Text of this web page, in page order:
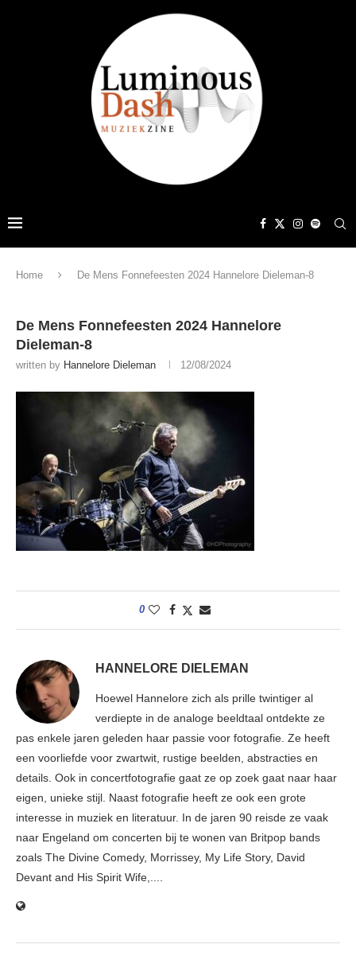
Home De Mens Fonnefeesten 2024 Hannelore Dieleman-8
De Mens Fonnefeesten 2024 Hannelore
Dieleman-8
written by Hannelore Dieleman 12/08/2024
0
HANNELORE DIELEMAN
Hoewel Hannelore zich als prille twintiger al
verdiepte in de analoge beeldtaal ontdekte ze
pas enkele jaren geleden haar passie voor fotografie. Ze heeft
een voorliefde voor zwartwit, rustige beelden, abstracties en
details. Ook in concertfotografie gaat ze op zoek gaat naar haar
eigen, unieke stijl. Naast fotografie heeft ze ook een grote
interesse in muziek en literatuur. In de jaren 90 reisde ze vaak
naar Engeland om concerten bij te wonen van Britpop bands
zoals The Divine Comedy, Morrissey, My Life Story, David
Devant and His Spirit Wife,....